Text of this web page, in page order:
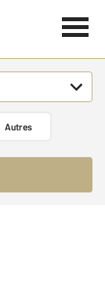
Autres